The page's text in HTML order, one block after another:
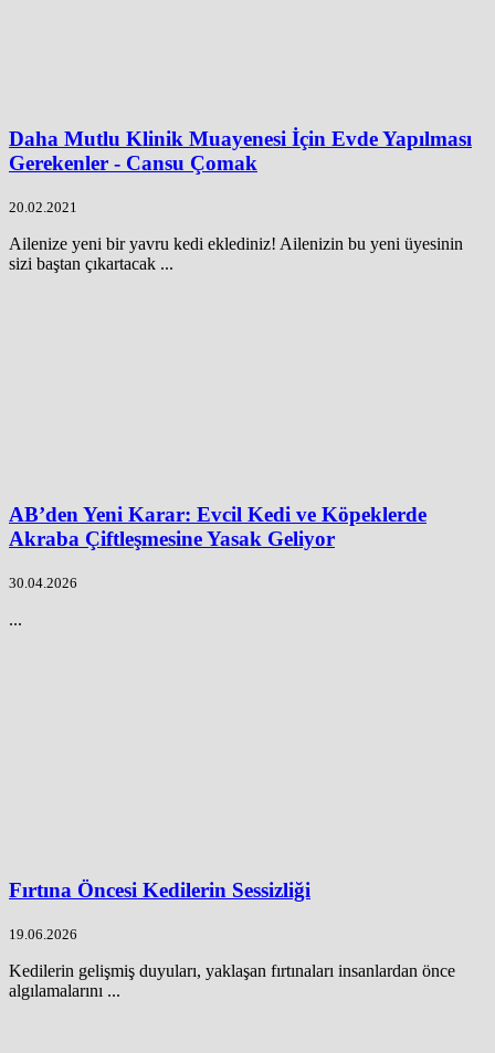
Daha Mutlu Klinik Muayenesi İçin Evde Yapılması
Gerekenler - Cansu Çomak
20.02.2021
Ailenize yeni bir yavru kedi eklediniz! Ailenizin bu yeni üyesinin
sizi baştan çıkartacak ...
AB’den Yeni Karar: Evcil Kedi ve Köpeklerde
Akraba Çiftleşmesine Yasak Geliyor
30.04.2026
...
Fırtına Öncesi Kedilerin Sessizliği
19.06.2026
Kedilerin gelişmiş duyuları, yaklaşan fırtınaları insanlardan önce
algılamalarını ...